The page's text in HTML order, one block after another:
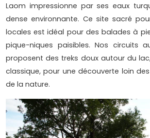
Laom impressionne par ses eaux
dense environnante. Ce site sacré
locales est idéal pour des balades à
pique-niques paisibles. Nos circuits
proposent des treks doux autour du
classique, pour une découverte loin
de la nature.